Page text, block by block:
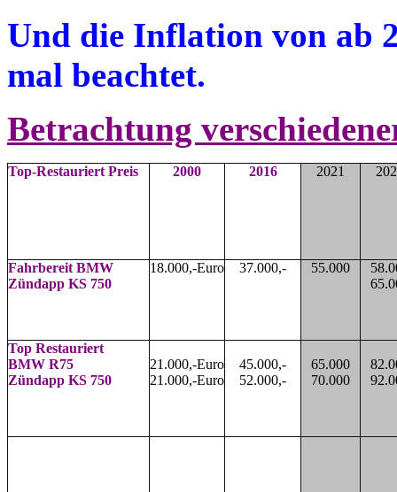
Und die Inflation von ab
mal beachtet.
Betrachtung
Top-Restauriert Preis 2000 2016 2021
Fahrbereit BMW
Zündapp KS 750
18.000,-Euro 37.000,- 55.000
Top Restauriert
BMW R75
Zündapp KS 750
21.000,-Euro
21.000,-Euro
45.000,-
52.000,-
65.000
70.000